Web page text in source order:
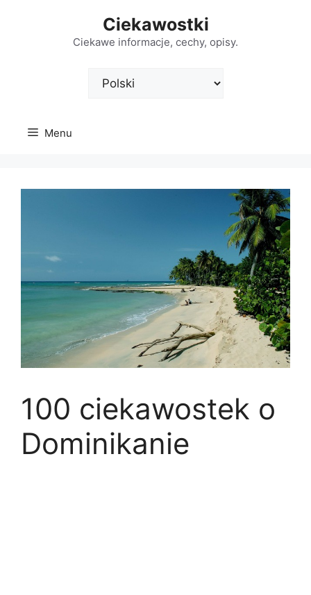
Ciekawostki
Ciekawe informacje, cechy, opisy.
Wybierz
język
Menu
100 ciekawostek o
Dominikanie